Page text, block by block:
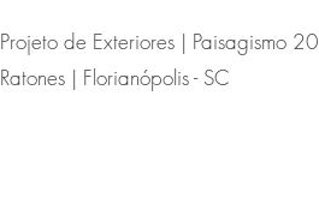
Projeto de Exteriores | Paisagismo
Ratones | Florianópolis - SC